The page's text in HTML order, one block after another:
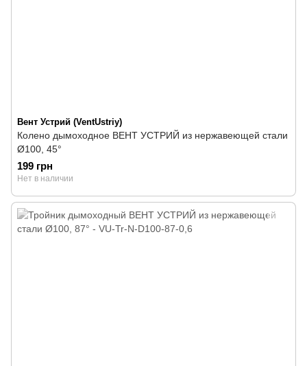
Вент Устрий (VentUstriy)
Колено дымоходное ВЕНТ УСТРИЙ из нержавеющей стали
Ø100, 45°
199 грн
Нет в наличии